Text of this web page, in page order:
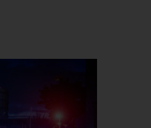
können auf der Produktseite gewählt werden